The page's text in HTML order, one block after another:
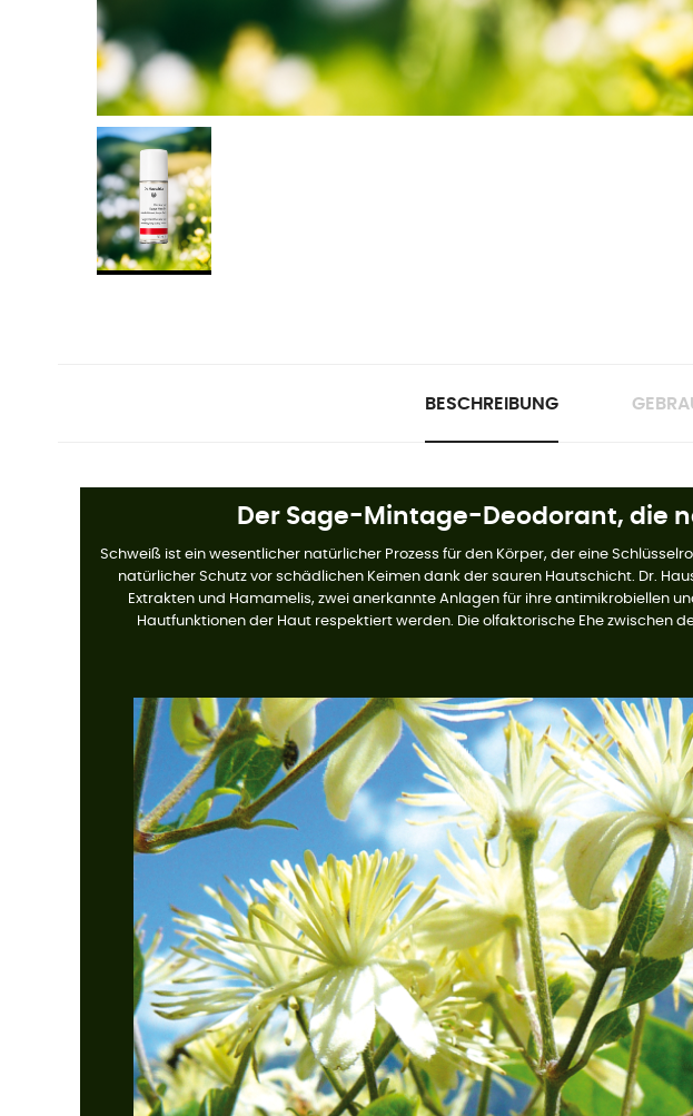
BESCHREIBUNG
Der Sage-Mintage-Deodorant, die
Schweiß ist ein wesentlicher natürlicher Prozess für den Körper, der eine
natürlicher Schutz vor schädlichen Keimen dank der sauren Hautschicht. Dr.
Extrakten und Hamamelis, zwei anerkannte Anlagen für ihre antimikrobiellen
Hautfunktionen der Haut respektiert werden. Die olfaktorische Ehe zwischen